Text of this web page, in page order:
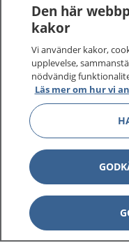
1177 på flera språk
Om 1177
Kontakt
Behandling av
Hantering av kakor
Den här
kakor
Vi använder kakor,
upplevelse,
nödvändig
Läs mer om hur vi